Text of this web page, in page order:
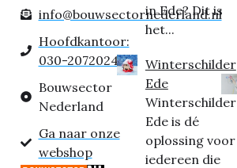
info@bouwsectornederland.nl
Hoofdkantoor:
030-2072024
Bouwsector
Nederland
Ga naar onze
webshop
in Ede? Dit is
het...
Winterschilder
Ede
Winterschilder
Ede is dé
oplossing voor
iedereen die